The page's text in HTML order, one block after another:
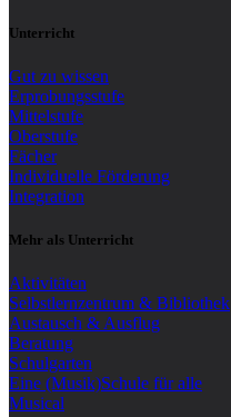
Unterricht
Gut zu wissen
Erprobungsstufe
Mittelstufe
Oberstufe
Fächer
Individuelle Förderung
Integration
Mehr als Unterricht
Aktivitäten
Selbstlernzentrum & Bibliothek
Austausch & Ausflug
Beratung
Schulgarten
Eine (Musik)Schule für alle
Musical